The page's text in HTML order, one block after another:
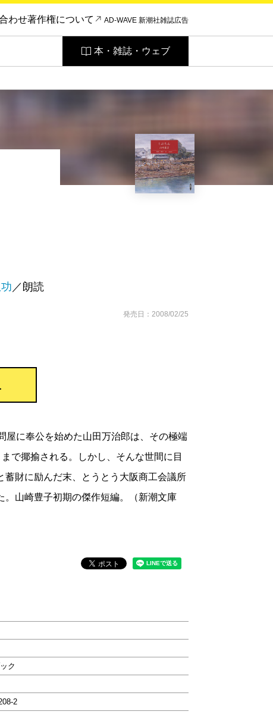
わせ著作権について AD-WAVE 新潮社雑誌広告
本・雑誌・ウェブ
／朗読
発売日：2008/02/25
屋に奉公を始めた山田万治郎は、その極端
で揶揄される。しかし、そんな世間に目
蓄財に励んだ末、とうとう大阪商工会議所
。山崎豊子初期の傑作短編。（新潮文庫
ク
2